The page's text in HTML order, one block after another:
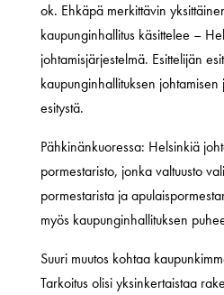
ok. Ehkäpä merkittävin
kaupunginhallitus käsittelee –
johtamisjärjestelmä. Esittelijän
kaupunginhallituksen
esitystä.
Pähkinänkuoressa: Helsinkiä
pormestaristo, jonka valtuusto
pormestarista ja
myös kaupunginhallituksen
Suuri muutos kohtaa
Tarkoitus olisi yksinkertaistaa